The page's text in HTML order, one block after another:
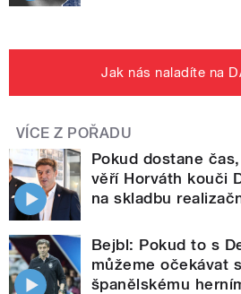
Jak nás naladíte na
VÍCE Z POŘADU
Pokud dostane
věří Horváth kouči
na skladbu
Bejbl: Pokud to s
můžeme očekávat
španělskému